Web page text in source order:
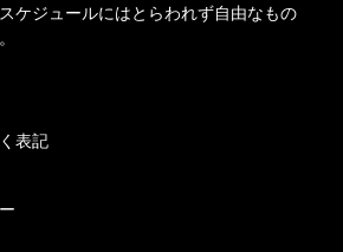
ケジュールにはとらわれず自由なもの
表記